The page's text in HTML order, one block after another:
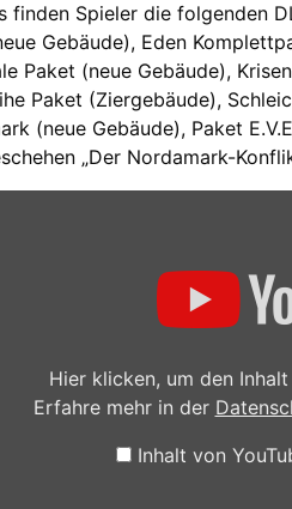
finden Spieler die folgenden
Gebäude), Eden
Paket (neue Gebäude),
Paket (Ziergebäude),
(neue Gebäude), Paket
„Der Nordamark-
Hier klicken, um den
Erfahre mehr in der
Inhalt von